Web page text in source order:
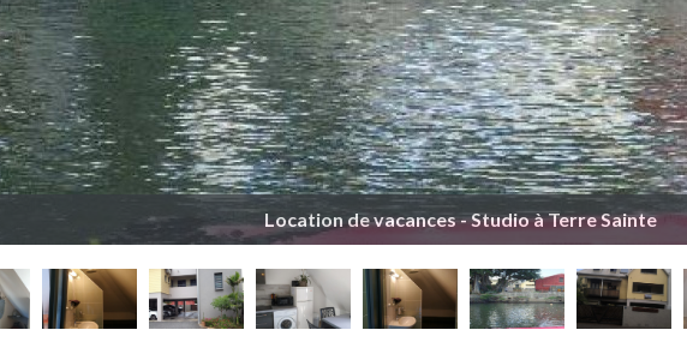
Location de vacances - Studio à Terre Sainte